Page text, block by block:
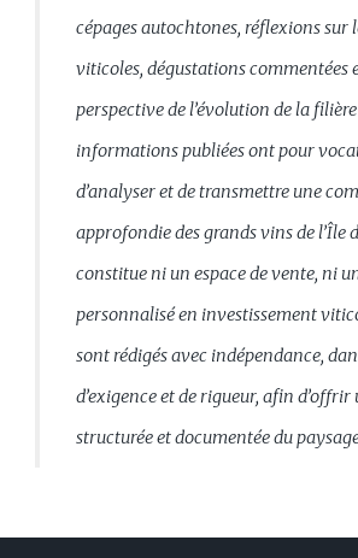
cépages autochtones, réflexions sur
viticoles, dégustations commentées
perspective de l’évolution de la
informations publiées ont pour
d’analyser et de transmettre une
approfondie des grands vins de l’Île
constitue ni un espace de vente, ni
personnalisé en investissement
sont rédigés avec indépendance,
d’exigence et de rigueur, afin d’offrir
structurée et documentée du